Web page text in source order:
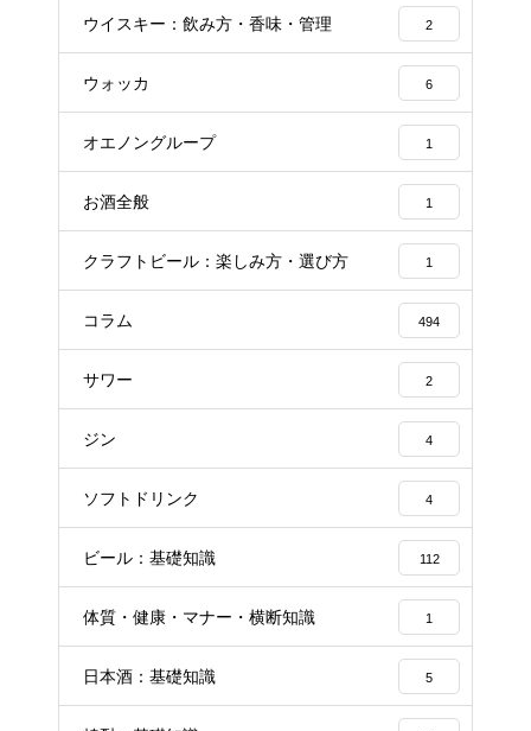
ウイスキー：飲み方・香味・管理 2
ウォッカ 6
オエノングループ 1
お酒全般 1
クラフトビール：楽しみ方・選び方 1
コラム 494
サワー 2
ジン 4
ソフトドリンク 4
ビール：基礎知識 112
体質・健康・マナー・横断知識 1
日本酒：基礎知識 5